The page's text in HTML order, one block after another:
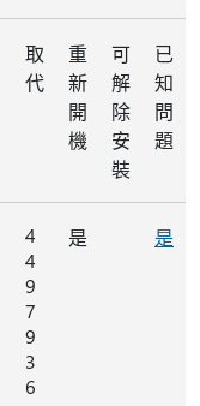
取
代
重
新
開
機
可
解
除
安
裝
已
知
問
題
4
4
9
7
9
3
6
是 是